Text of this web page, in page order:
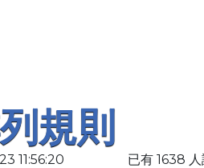
規則
11:56:20 已有 1638